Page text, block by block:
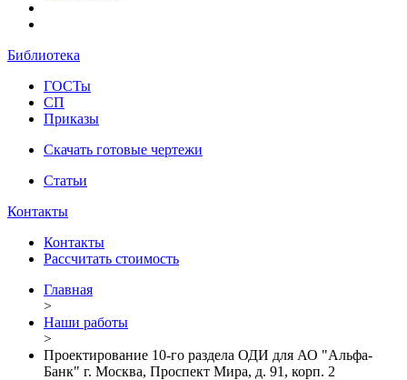
Библиотека
ГОСТы
СП
Приказы
Скачать готовые чертежи
Статьи
Контакты
Контакты
Рассчитать стоимость
Главная
>
Наши работы
>
Проектирование 10-го раздела ОДИ для АО "Альфа-
Банк" г. Москва, Проспект Мира, д. 91, корп. 2